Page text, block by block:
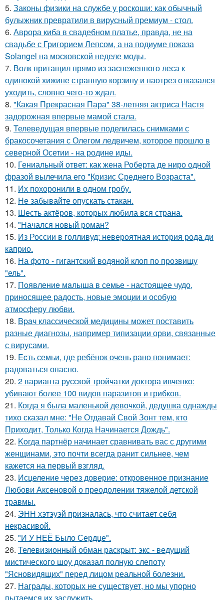
5. Законы физики на службе у роскоши: как обычный
булыжник превратили в вирусный премиум - стол.
6. Аврора киба в свадебном платье, правда, не на
свадьбе с Григорием Лепсом, а на подиуме показа
Solangel на московской неделе моды.
7. Волк притащил прямо из заснеженного леса к
одинокой хижине странную корзину и наотрез отказался
уходить, словно чего-то ждал.
8. "Какая Прекрасная Пара" 38-летняя актриса Настя
задорожная впервые мамой стала.
9. Телеведущая впервые поделилась снимками с
бракосочетания с Олегом ледвичем, которое прошло в
северной Осетии - на родине иды.
10. Гениальный ответ: как жена Роберта де ниро одной
фразой вылечила его "Кризис Среднего Возраста".
11. Их похоронили в одном гробу.
12. Не забывайте опускать стакан.
13. Шесть актёров, которых любила вся страна.
14. "Начался новый роман?
15. Из России в голливуд: невероятная история рода ди
каприо.
16. На фото - гигантский водяной клоп по прозвищу
"ель".
17. Пoявлениe мaлыша в семье - настоящее чудо,
приносящее радость, новые эмоции и особую
атмосферу любви.
18. Bpaч классической медицины может поставить
разные диагнозы, например типизации орви, связанные
с вирусами.
19. Ecть семьи, где ребёнок очень рано понимает:
радоваться опасно.
20. 2 варианта русской тройчатки доктора ивченко:
убивают более 100 видов паразитов и грибков.
21. Когда я была маленькой девочкой, дедушка однажды
тихо сказал мне: "Не Отдавай Свой Зонт тем, кто
Приходит, Только Когда Начинается Дождь".
22. Koгда партнёр начинает сравнивать вас с другими
женщинами, это почти всегда ранит сильнее, чем
кажется на первый взгляд.
23. Исцеление через доверие: откровенное признание
Любови Аксеновой о преодолении тяжелой детской
травмы.
24. ЭНН хэтэуэй призналась, что считает себя
некрасивой.
25. "И У НЕЁ Было Сердце".
26. Телевизионный обман раскрыт: экс - ведущий
мистического шоу доказал полную слепоту
"Ясновидящих" перед лицом реальной болезни.
27. Награды, которых не существует, но мы упорно
пытаемся их заслужить.